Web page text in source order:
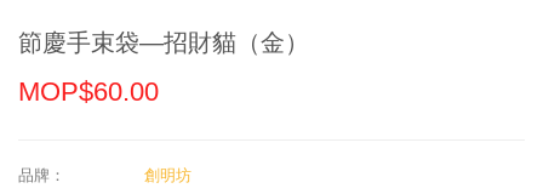
節慶手束袋—招財貓（金）
MOP$60.00
品牌：
創明坊